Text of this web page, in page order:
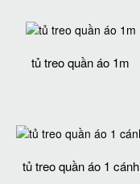
tủ treo quần áo 1m
tủ treo quần áo 1 cánh